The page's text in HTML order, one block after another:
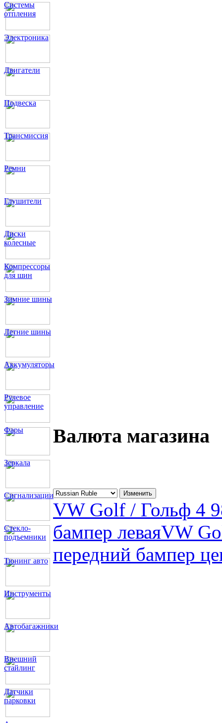
Системы
отпления
Электроника
Двигатели
Подвеска
Трансмиссия
Ремни
Глушители
Диски
колесные
Компрессоры
для шин
Зимние шины
Летние шины
Аккумуляторы
Рулевое
управление
Фары
Зеркала
Сигнализации
Стекло-
подъемники
Тюнинг авто
Инструменты
Автобагажники
Внешний
стайлинг
Датчики
парковки
Валюта магазина
VW Golf / Гольф 4
бампер леваяVW
передний бампер